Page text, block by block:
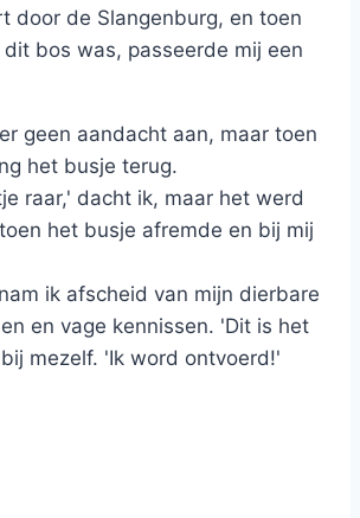
door de Slangenburg, en toen
bos was, passeerde mij een
geen aandacht aan, maar toen
het busje terug.
raar,' dacht ik, maar het werd
het busje afremde en bij mij
ik afscheid van mijn dierbare
en vage kennissen. 'Dit is het
mezelf. 'Ik word ontvoerd!'